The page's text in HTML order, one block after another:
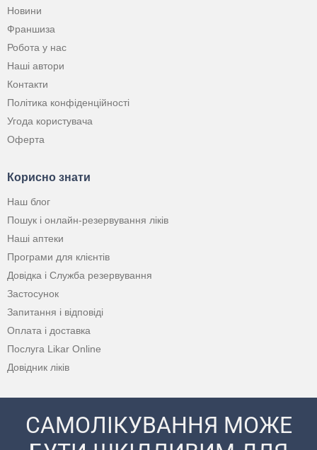
Новини
Франшиза
Робота у нас
Наші автори
Контакти
Політика конфіденційності
Угода користувача
Оферта
Корисно знати
Наш блог
Пошук і онлайн-резервування ліків
Наші аптеки
Програми для клієнтів
Довідка і Служба резервування
Застосунок
Запитання і відповіді
Оплата і доставка
Послуга Likar Online
Довідник ліків
САМОЛІКУВАННЯ МОЖЕ